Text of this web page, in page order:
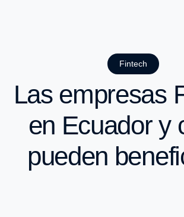
Fintech
Las empresas
en Ecuador y
pueden